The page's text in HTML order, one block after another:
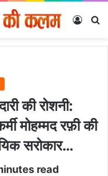
Log In
की रोशनी:
मोहम्मद रफ़ी की
सरोकार…
read